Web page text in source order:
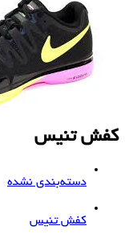
کفش تنیس
دسته‌بندی نشده
کفش تنیس